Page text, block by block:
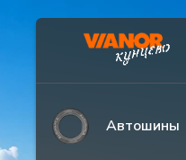
Автошины